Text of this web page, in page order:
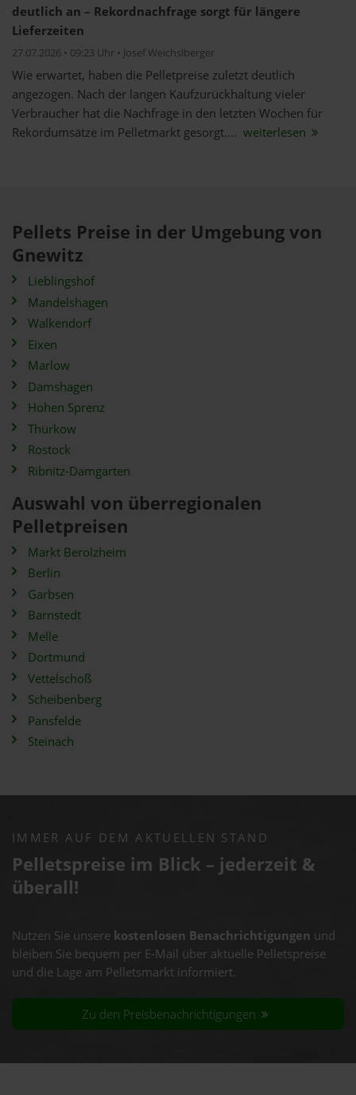
deutlich an – Rekordnachfrage sorgt für längere
Lieferzeiten
27.07.2026 • 09:23 Uhr • Josef Weichslberger
Wie erwartet, haben die Pelletpreise zuletzt deutlich
angezogen. Nach der langen Kaufzurückhaltung vieler
Verbraucher hat die Nachfrage in den letzten Wochen für
Rekordumsätze im Pelletmarkt gesorgt.... weiterlesen
Pellets Preise in der Umgebung von
Gnewitz
Lieblingshof
Mandelshagen
Walkendorf
Eixen
Marlow
Damshagen
Hohen Sprenz
Thürkow
Rostock
Ribnitz-Damgarten
Auswahl von überregionalen
Pelletpreisen
Markt Berolzheim
Berlin
Garbsen
Barnstedt
Melle
Dortmund
Vettelschoß
Scheibenberg
Pansfelde
Steinach
IMMER AUF DEM AKTUELLEN STAND
Pelletspreise im Blick – jederzeit &
überall!
Nutzen Sie unsere kostenlosen Benachrichtigungen und
bleiben Sie bequem per E-Mail über aktuelle Pelletspreise
und die Lage am Pelletsmarkt informiert.
Zu den Preisbenachrichtigungen